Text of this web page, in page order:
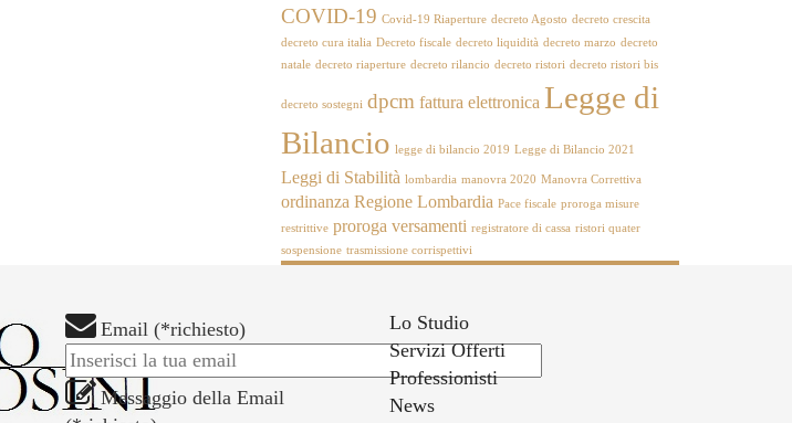
COVID-19 Covid-19 Riaperture decreto Agosto decreto crescita
decreto cura italia Decreto fiscale decreto liquidità decreto marzo decreto
natale decreto riaperture decreto rilancio decreto ristori decreto ristori bis
decreto sostegni dpcm fattura elettronica Legge di
Bilancio legge di bilancio 2019 Legge di Bilancio 2021
Leggi di Stabilità lombardia manovra 2020 Manovra Correttiva
ordinanza Regione Lombardia Pace fiscale proroga misure
restrittive proroga versamenti registratore di cassa ristori quater
sospensione trasmissione corrispettivi
Email (*richiesto)
Messaggio della Email
Lo Studio
Servizi Offerti
Professionisti
News